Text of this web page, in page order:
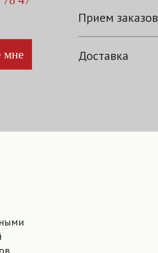
мне
Прием заказов
Доставка